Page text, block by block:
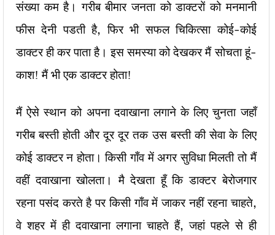
संख्या कम है। गरीब बीमार जनता को डाक्टरों को मनमानी
फीस देनी पडती है, फिर भी सफल चिकित्सा कोई-कोई
डाक्टर ही कर पाता है। इस समस्या को देखकर मैं सोचता हूं-
काश! मैं भी एक डाक्टर होता!
मैं ऐसे स्थान को अपना दवाखाना लगाने के लिए चुनता जहाँ
गरीब बस्ती होती और दूर दूर तक उस बस्ती की सेवा के लिए
कोई डाक्टर न होता। किसी गाँव में अगर सुविधा मिलती तो मैं
वहीं दवाखाना खोलता। मै देखता हूँ कि डाक्टर बेरोजगार
रहना पसंद करते है पर किसी गाँव में जाकर नहीं रहना चाहते,
वे शहर में ही दवाखाना लगाना चाहते हैं, जहां पहले से ही